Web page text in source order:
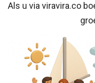
Als u via viravira.co